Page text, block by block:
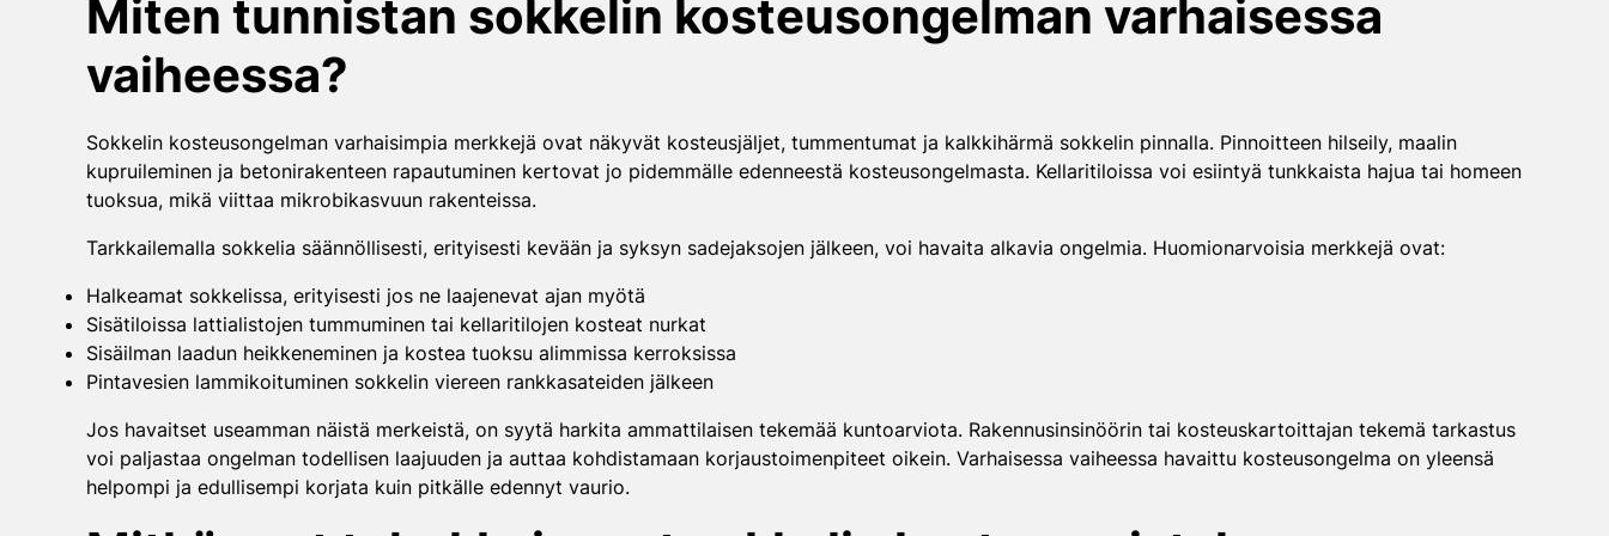
Miten tunnistan sokkelin kosteusongelman varhaisessa
vaiheessa?
Sokkelin kosteusongelman varhaisimpia merkkejä ovat näkyvät kosteusjäljet, tummentumat ja kalkkihärmä sokkelin pinnalla. Pinnoitteen hilseily, maalin
kupruileminen ja betonirakenteen rapautuminen kertovat jo pidemmälle edenneestä kosteusongelmasta. Kellaritiloissa voi esiintyä tunkkaista hajua tai homeen
tuoksua, mikä viittaa mikrobikasvuun rakenteissa.
Tarkkailemalla sokkelia säännöllisesti, erityisesti kevään ja syksyn sadejaksojen jälkeen, voi havaita alkavia ongelmia. Huomionarvoisia merkkejä ovat:
Halkeamat sokkelissa, erityisesti jos ne laajenevat ajan myötä
Sisätiloissa lattialistojen tummuminen tai kellaritilojen kosteat nurkat
Sisäilman laadun heikkeneminen ja kostea tuoksu alimmissa kerroksissa
Pintavesien lammikoituminen sokkelin viereen rankkasateiden jälkeen
Jos havaitset useamman näistä merkeistä, on syytä harkita ammattilaisen tekemää kuntoarviota. Rakennusinsinöörin tai kosteuskartoittajan tekemä tarkastus
voi paljastaa ongelman todellisen laajuuden ja auttaa kohdistamaan korjaustoimenpiteet oikein. Varhaisessa vaiheessa havaittu kosteusongelma on yleensä
helpompi ja edullisempi korjata kuin pitkälle edennyt vaurio.